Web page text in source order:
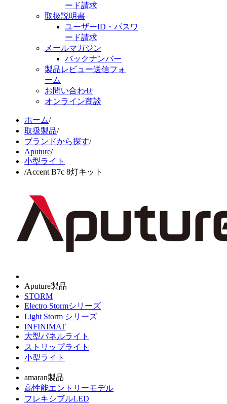
ード請求
取扱説明書
ユーザーID・パスワ
ード請求
メールマガジン
バックナンバー
製品レビュー送信フォ
ーム
お問い合わせ
オンライン商談
ホーム/
取扱製品/
ブランドから探す/
Aputure/
小型ライト
/Accent B7c 8灯キット
Aputure製品
STORM
Electro Stormシリーズ
Light Storm シリーズ
INFINIMAT
大型パネルライト
ストリップライト
小型ライト
amaran製品
高性能エントリーモデル
フレキシブルLED